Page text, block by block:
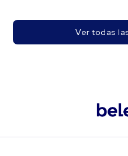
Ver todas